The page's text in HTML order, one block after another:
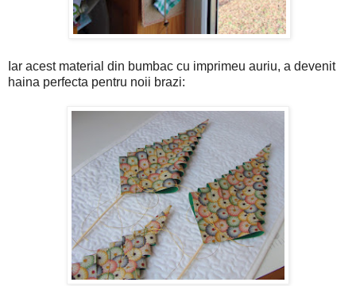
Iar acest material din bumbac cu imprimeu auriu, a devenit
haina perfecta pentru noii brazi: